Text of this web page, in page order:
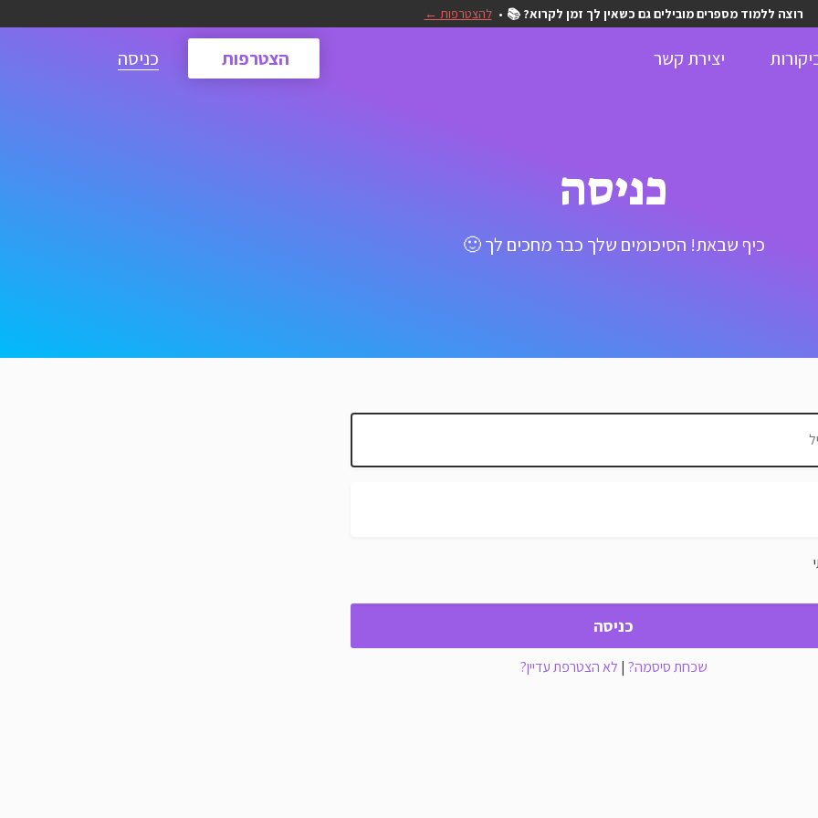
רוצה ללמוד מספרים מובילים גם כשאין לך זמן לקרוא? 📚 להצטרפות ←
יצירת קשר הצטרפות כניסה
כניסה
כיף שבאת! הסיכומים שלך כבר מחכים לך 🙂
שכחת סיסמה? | לא הצטרפת עדיין?